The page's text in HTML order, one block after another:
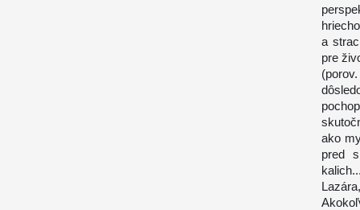
a
pre
ako
pred